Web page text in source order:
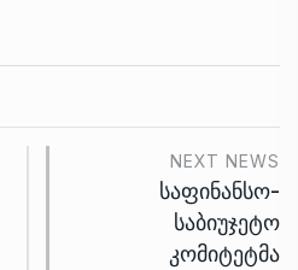
NEXT NEWS
საფინანსო-
საბიუჯეტო
კომიტეტმა